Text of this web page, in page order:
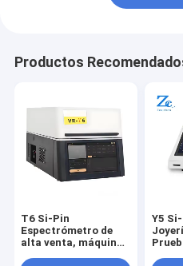
Productos
T6 Si-Pin
Espectrómetro de
alta venta, máquina
Y5